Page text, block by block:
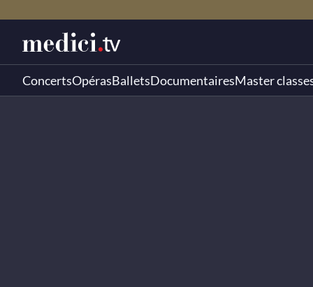
ConcertsOpérasBalletsDocumentairesMaster